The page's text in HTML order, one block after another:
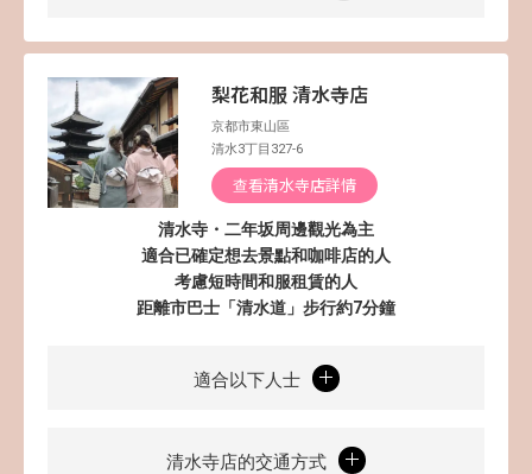
梨花和服 清水寺店
京都市東山區
清水3丁目327-6
查看清水寺店詳情
清水寺・二年坂周邊觀光為主
適合已確定想去景點和咖啡店的人
考慮短時間和服租賃的人
距離市巴士「清水道」步行約7分鐘
適合以下人士
清水寺店的交通方式